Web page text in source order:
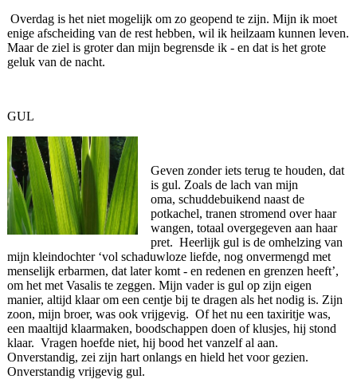
Overdag is het niet mogelijk om zo geopend te zijn. Mijn ik moet
enige afscheiding van de rest hebben, wil ik heilzaam kunnen leven.
Maar de ziel is groter dan mijn begrensde ik - en dat is het grote
geluk van de nacht.
GUL
Geven zonder iets terug te houden, dat
is gul. Zoals de lach van mijn
oma, schuddebuikend naast de
potkachel, tranen stromend over haar
wangen, totaal overgegeven aan haar
pret. Heerlijk gul is de omhelzing van
mijn kleindochter ‘vol schaduwloze liefde, nog onvermengd met
menselijk erbarmen, dat later komt - en redenen en grenzen heeft’,
om het met Vasalis te zeggen. Mijn vader is gul op zijn eigen
manier, altijd klaar om een centje bij te dragen als het nodig is. Zijn
zoon, mijn broer, was ook vrijgevig. Of het nu een taxiritje was,
een maaltijd klaarmaken, boodschappen doen of klusjes, hij stond
klaar. Vragen hoefde niet, hij bood het vanzelf al aan.
Onverstandig, zei zijn hart onlangs en hield het voor gezien.
Onverstandig vrijgevig gul.